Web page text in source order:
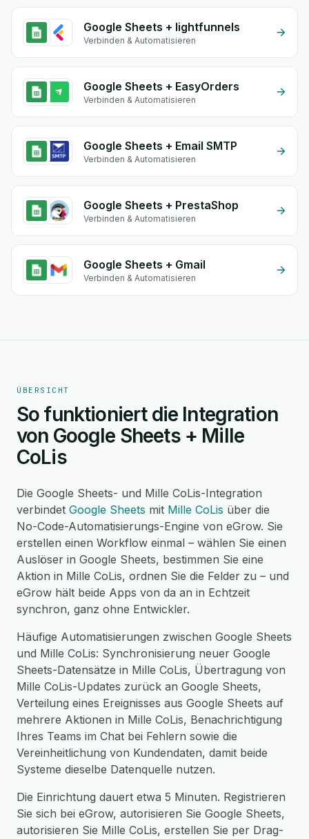
Google Sheets + lightfunnels
Verbinden & Automatisieren
Google Sheets + EasyOrders
Verbinden & Automatisieren
Google Sheets + Email SMTP
Verbinden & Automatisieren
Google Sheets + PrestaShop
Verbinden & Automatisieren
Google Sheets + Gmail
Verbinden & Automatisieren
ÜBERSICHT
So funktioniert die Integration
von Google Sheets + Mille
CoLis
Die Google Sheets- und Mille CoLis-Integration
verbindet Google Sheets mit Mille CoLis über die
No-Code-Automatisierungs-Engine von eGrow. Sie
erstellen einen Workflow einmal – wählen Sie einen
Auslöser in Google Sheets, bestimmen Sie eine
Aktion in Mille CoLis, ordnen Sie die Felder zu – und
eGrow hält beide Apps von da an in Echtzeit
synchron, ganz ohne Entwickler.
Häufige Automatisierungen zwischen Google Sheets
und Mille CoLis: Synchronisierung neuer Google
Sheets-Datensätze in Mille CoLis, Übertragung von
Mille CoLis-Updates zurück an Google Sheets,
Verteilung eines Ereignisses aus Google Sheets auf
mehrere Aktionen in Mille CoLis, Benachrichtigung
Ihres Teams im Chat bei Fehlern sowie die
Vereinheitlichung von Kundendaten, damit beide
Systeme dieselbe Datenquelle nutzen.
Die Einrichtung dauert etwa 5 Minuten. Registrieren
Sie sich bei eGrow, autorisieren Sie Google Sheets,
autorisieren Sie Mille CoLis, erstellen Sie per Drag-